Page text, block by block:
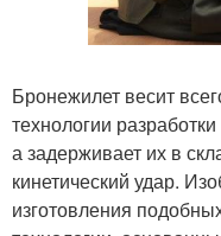
Бронежилет весит
технологии
а задерживает их в
кинетический удар.
изготовления